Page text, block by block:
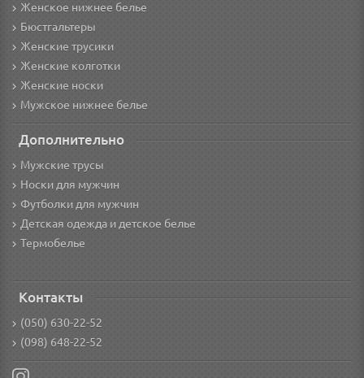
Женское нижнее белье
Бюстгальтеры
Женские трусики
Женские колготки
Женские носки
Мужское нижнее белье
Дополнительно
Мужские трусы
Носки для мужчин
Футболки для мужчин
Детская одежда и детское белье
Термобелье
Контакты
(050) 630-22-52
(098) 648-22-52